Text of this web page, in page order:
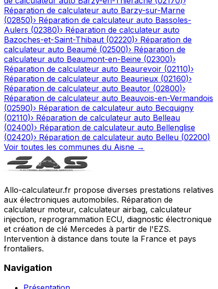
Réparation de calculateur auto Barzy-sur-Marne
(02850)› Réparation de calculateur auto Bassoles-
Aulers (02380)› Réparation de calculateur auto
Bazoches-et-Saint-Thibaut (02220)› Réparation de
calculateur auto Beaumé (02500)› Réparation de
calculateur auto Beaumont-en-Beine (02300)›
Réparation de calculateur auto Beaurevoir (02110)›
Réparation de calculateur auto Beaurieux (02160)›
Réparation de calculateur auto Beautor (02800)›
Réparation de calculateur auto Beauvois-en-Vermandois
(02590)› Réparation de calculateur auto Becquigny
(02110)› Réparation de calculateur auto Belleau
(02400)› Réparation de calculateur auto Bellenglise
(02420)› Réparation de calculateur auto Belleu (02200)
Voir toutes les communes du Aisne →
Allo-calculateur.fr propose diverses prestations relatives
aux électroniques automobiles. Réparation de
calculateur moteur, calculateur airbag, calculateur
injection, reprogrammation ECU, diagnostic électronique
et création de clé Mercedes à partir de l'EZS.
Intervention à distance dans toute la France et pays
frontaliers.
Navigation